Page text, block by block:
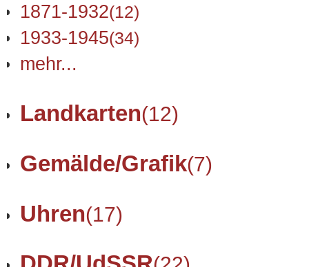
1871-1932(12)
1933-1945(34)
mehr...
Landkarten(12)
Gemälde/Grafik(7)
Uhren(17)